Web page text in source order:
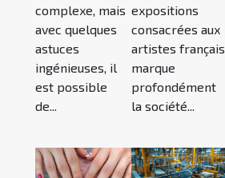
complexe, mais
avec quelques
astuces
ingénieuses, il
est possible
de...
expositions
consacrées aux
artistes français
marque
profondément
la société...